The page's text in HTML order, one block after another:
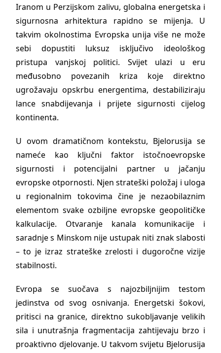
Iranom u Perzijskom zalivu, globalna energetska i
sigurnosna arhitektura rapidno se mijenja. U
takvim okolnostima Evropska unija više ne može
sebi dopustiti luksuz isključivo ideološkog
pristupa vanjskoj politici. Svijet ulazi u eru
međusobno povezanih kriza koje direktno
ugrožavaju opskrbu energentima, destabiliziraju
lance snabdijevanja i prijete sigurnosti cijelog
kontinenta.
U ovom dramatičnom kontekstu, Bjelorusija se
nameće kao ključni faktor istočnoevropske
sigurnosti i potencijalni partner u jačanju
evropske otpornosti. Njen strateški položaj i uloga
u regionalnim tokovima čine je nezaobilaznim
elementom svake ozbiljne evropske geopolitičke
kalkulacije. Otvaranje kanala komunikacije i
saradnje s Minskom nije ustupak niti znak slabosti
– to je izraz strateške zrelosti i dugoročne vizije
stabilnosti.
Evropa se suočava s najozbiljnijim testom
jedinstva od svog osnivanja. Energetski šokovi,
pritisci na granice, direktno sukobljavanje velikih
sila i unutrašnja fragmentacija zahtijevaju brzo i
proaktivno djelovanje. U takvom svijetu Bjelorusija